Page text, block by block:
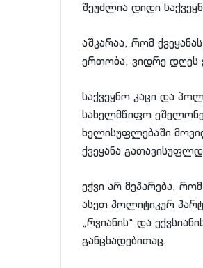
შეუძლია დიდი
აშკარაა, რომ
ერთობა, ვიდრე დღეს
საქვეყნო კაცი და
სახელმწიფო
ხელისუფლებაში
ქვეყანა
ეჭვი არ მეპარება,
ასეთ პოლიტიკურ
„რვიანის“ და
განცხადებითაც.